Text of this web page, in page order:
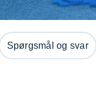
Spørgsmål og svar